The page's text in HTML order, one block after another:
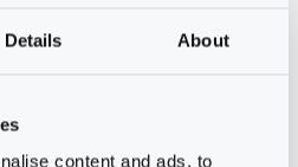
Details About
content and ads, to
Hjorth
Thomas Rosenberg
Gensbøl